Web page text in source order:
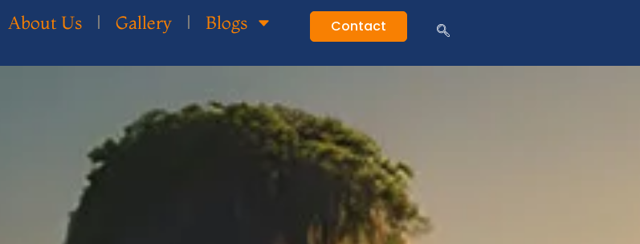
About Us Gallery Blogs Contact